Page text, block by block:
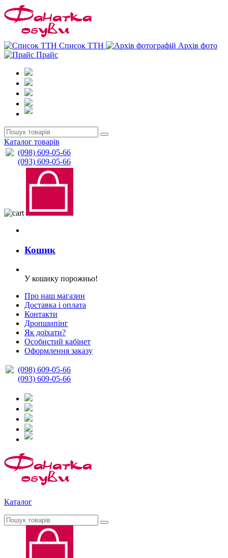
Список ТТН
Архів фото
Прайс
Каталог товарів
(098) 609-05-66
(093) 609-05-66
Кошик
У кошику порожньо!
Про наш магазин
Доставка і оплата
Контакти
Дропшипінг
Як доїхати?
Особистий кабінет
Оформлення заказу
(098) 609-05-66
(093) 609-05-66
Каталог